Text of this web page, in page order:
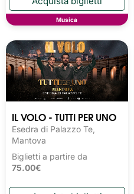
Musica
IL VOLO - TUTTI PER UNO
Esedra di Palazzo Te,
Mantova
Biglietti a partire da
75.00€